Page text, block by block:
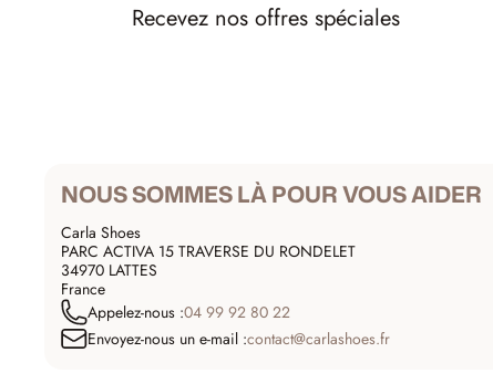
Recevez nos offres spéciales
NOUS SOMMES LÀ POUR VOUS AIDER
Carla Shoes
PARC ACTIVA 15 TRAVERSE DU RONDELET
34970 LATTES
France
Appelez-nous :04 99 92 80 22
Envoyez-nous un e-mail :contact@carlashoes.fr